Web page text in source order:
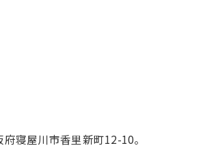
寝屋川市香里新町12-10。